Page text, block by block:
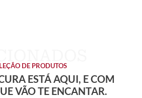
DE PRODUTOS
ESTÁ AQUI, E COM
VÃO TE ENCANTAR.